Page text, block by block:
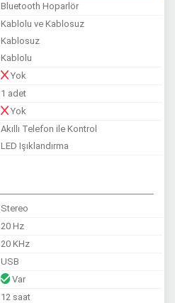
Bluetooth Hoparlör
Kablolu ve Kablosuz
Kablosuz
Kablolu
Yok
1 adet
Yok
Akıllı Telefon ile Kontrol
LED Işıklandırma
Stereo
20 Hz
20 KHz
USB
Var
12 saat